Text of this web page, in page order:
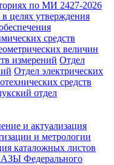
по МИ 2427-2026
целях утверждения
средств
величин
измерений Отдел
Отдел электрических
средств
отдел
и актуализация
и метрологии
каталожных листов
Федерального